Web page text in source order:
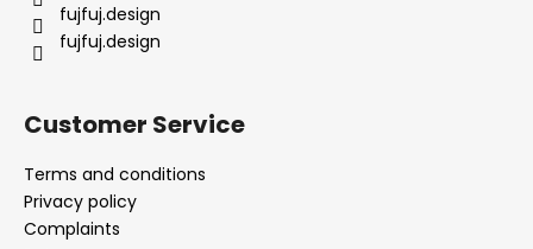
fujfuj.design
fujfuj.design
Customer Service
Terms and conditions
Privacy policy
Complaints